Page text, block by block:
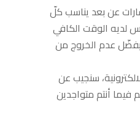
عن بعد يناسب كلّ
لديه الوقت الكافي
يفضّل عدم الخروج من
سنجيب عن
أنتم متواجدين